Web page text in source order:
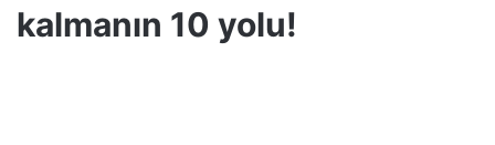
kalmanın 10 yolu!